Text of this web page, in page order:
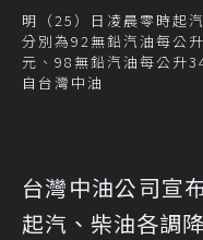
明（25）日凌晨零時起
分別為92無鉛汽油每公
元、98無鉛汽油每公升
自台灣中油
台灣中油公司宣
起汽、柴油各調